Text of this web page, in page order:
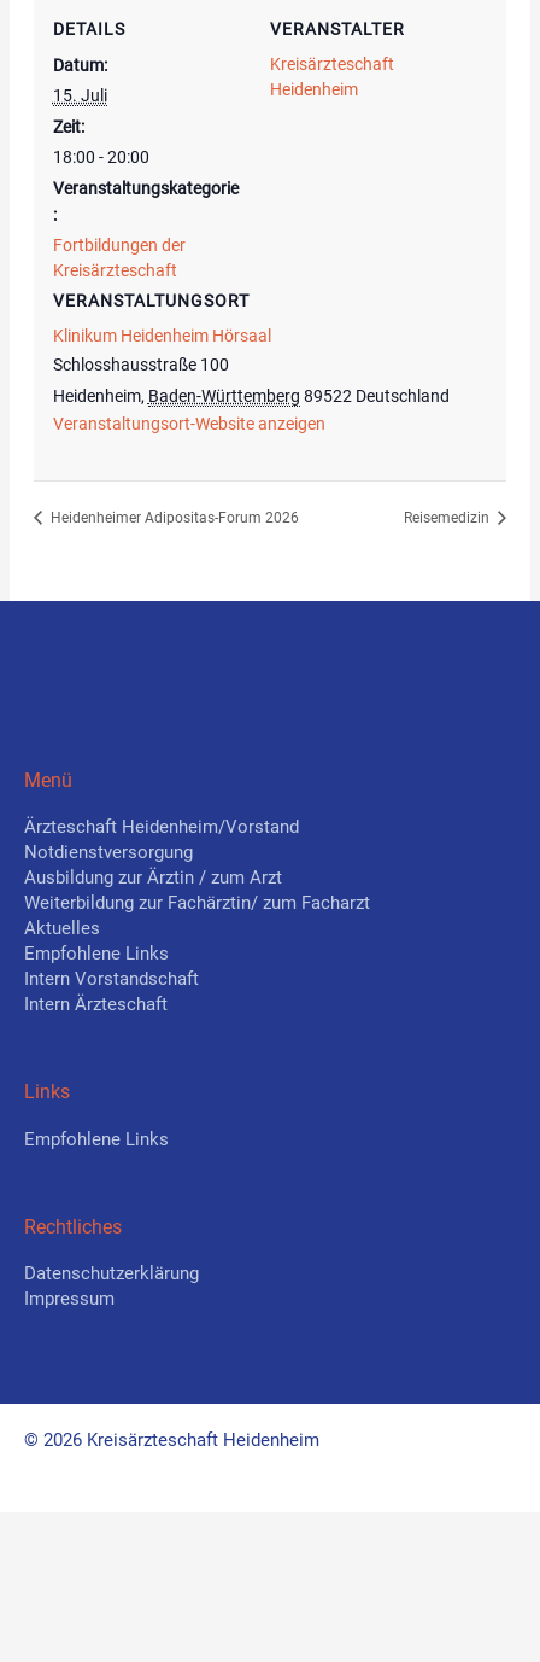
DETAILS
Datum:
15. Juli
Zeit:
18:00 - 20:00
Veranstaltungskategorie
:
Fortbildungen der
Kreisärzteschaft
VERANSTALTUNGSORT
Klinikum Heidenheim Hörsaal
Schlosshausstraße 100
Heidenheim, Baden-Württemberg 89522 Deutschland
Veranstaltungsort-Website anzeigen
VERANSTALTER
Kreisärzteschaft
Heidenheim
Heidenheimer Adipositas-Forum 2026 Reisemedizin
Menü
Ärzteschaft Heidenheim/Vorstand
Notdienstversorgung
Ausbildung zur Ärztin / zum Arzt
Weiterbildung zur Fachärztin/ zum Facharzt
Aktuelles
Empfohlene Links
Intern Vorstandschaft
Intern Ärzteschaft
Links
Empfohlene Links
Rechtliches
Datenschutzerklärung
Impressum
© 2026 Kreisärzteschaft Heidenheim